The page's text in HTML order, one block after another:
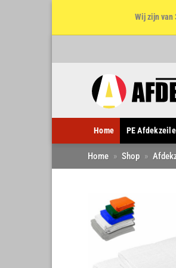
Wij zijn van
Home PE
Home » Shop »